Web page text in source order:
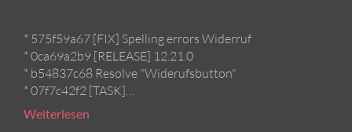
* 575f59a67 [FIX] Spelling errors Widerruf
* 0ca69a2b9 [RELEASE] 12.21.0
* b54837c68 Resolve "Widerufsbutton"
* 07f7c42f2 [TASK]…
Weiterlesen